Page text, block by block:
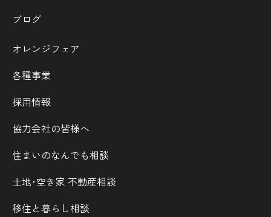
ブログ
オレンジフェア
各種事業
採用情報
協力会社の皆様へ
住まいのなんでも相談
土地･空き家 不動産相談
移住と暮らし相談